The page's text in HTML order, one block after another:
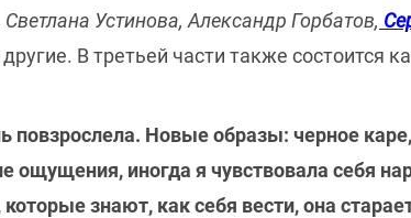
Устинова, Александр Горбатов,
В третьей части также состоится
повзрослела. Новые образы: черное
ощущения, иногда я чувствовала себя
знают, как себя вести, она